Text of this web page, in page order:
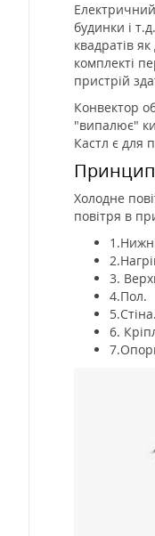
будинки і
квадратів
комплекті
пристрій
Конвектор
"випалює"
Кастл є для
Принцип
Холодне
повітря в
3.
4.Пол.
5.Стіна.
6.